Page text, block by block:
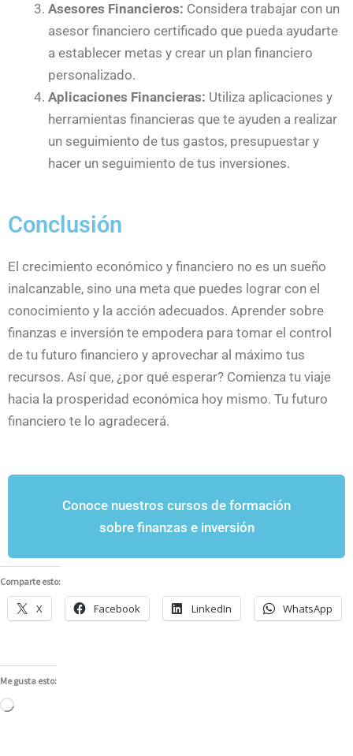
Asesores Financieros: Considera trabajar con un
asesor financiero certificado que pueda ayudarte
a establecer metas y crear un plan financiero
personalizado.
Aplicaciones Financieras: Utiliza aplicaciones y
herramientas financieras que te ayuden a realizar
un seguimiento de tus gastos, presupuestar y
hacer un seguimiento de tus inversiones.
Conclusión
El crecimiento económico y financiero no es un sueño
inalcanzable, sino una meta que puedes lograr con el
conocimiento y la acción adecuados. Aprender sobre
finanzas e inversión te empodera para tomar el control
de tu futuro financiero y aprovechar al máximo tus
recursos. Así que, ¿por qué esperar? Comienza tu viaje
hacia la prosperidad económica hoy mismo. Tu futuro
financiero te lo agradecerá.
Conoce nuestros cursos de formación
sobre finanzas e inversión
Comparte esto:
X Facebook LinkedIn WhatsApp
Me gusta esto:
Cargando...